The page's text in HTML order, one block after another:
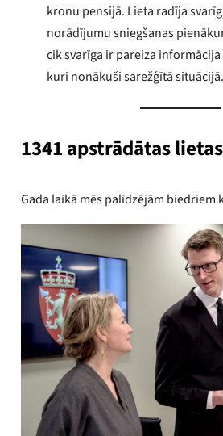
kronu pensijā. Lieta radīja
norādījumu sniegšanas
cik svarīga ir pareiza
kuri nonākuši sarežģītā situācijā.
1341 apstrādātas lietas
Gada laikā mēs palīdzējām biedriem